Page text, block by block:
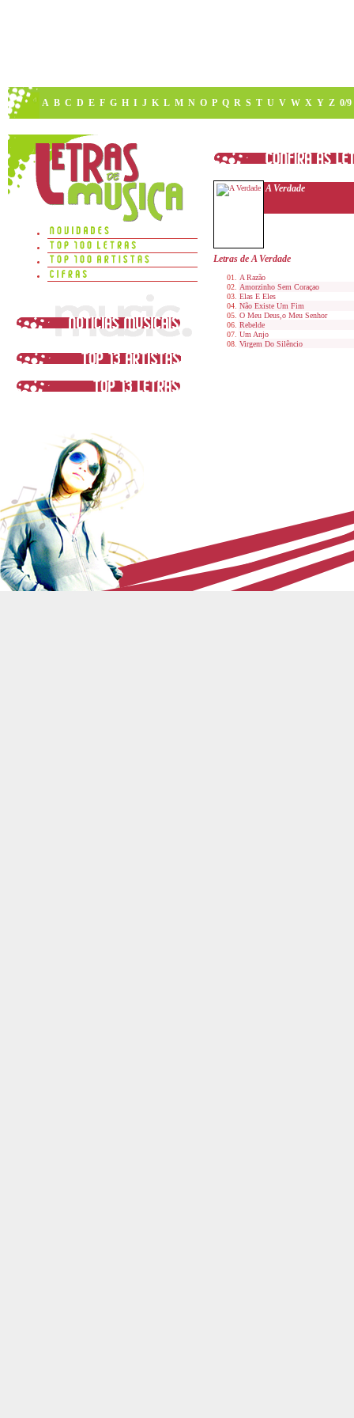
A B C D E F G H I J K L M N O P Q R S T U V W X Y Z 0/9
A Verdade
Letras de A Verdade
A Razão
Amorzinho Sem Coraçao
Elas E Eles
Não Existe Um Fim
O Meu Deus,o Meu Senhor
Rebelde
Um Anjo
Virgem Do Silêncio